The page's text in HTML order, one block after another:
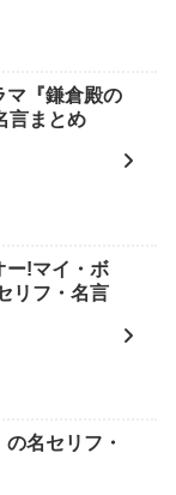
マ『鎌倉殿の
言まとめ
ー!マイ・ボ
リフ・名言
の名セリフ・